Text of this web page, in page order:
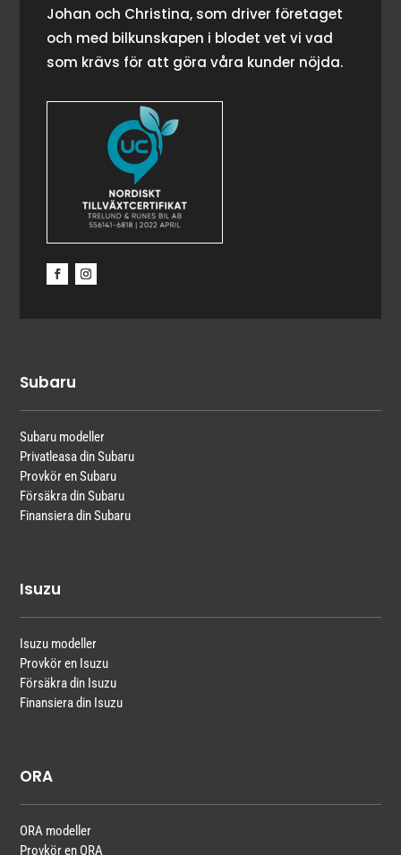
Johan och Christina, som driver företaget
och med bilkunskapen i blodet vet vi vad
som krävs för att göra våra kunder nöjda.
Subaru
Subaru modeller
Privatleasa din Subaru
Provkör en Subaru
Försäkra din Subaru
Finansiera din Subaru
Isuzu
Isuzu modeller
Provkör en Isuzu
Försäkra din Isuzu
Finansiera din Isuzu
ORA
ORA modeller
Provkör en ORA